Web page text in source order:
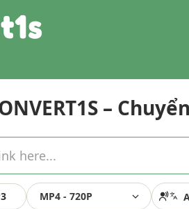
–
MP4 - 720P